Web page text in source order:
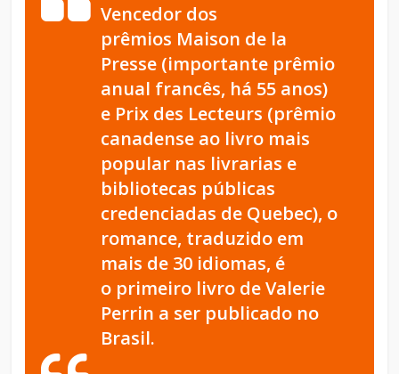
Vencedor dos
prêmios Maison de la
Presse (importante prêmio
anual francês, há 55 anos)
e Prix des Lecteurs (prêmio
canadense ao livro mais
popular nas livrarias e
bibliotecas públicas
credenciadas de Quebec), o
romance, traduzido em
mais de 30 idiomas, é
o primeiro livro de Valerie
Perrin a ser publicado no
Brasil.